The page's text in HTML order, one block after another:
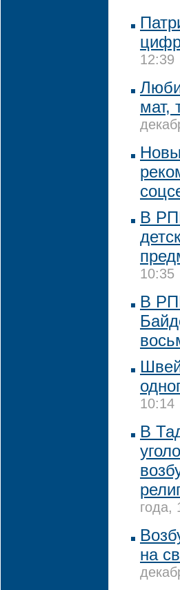
12:39
мат,
В
10:35
В
10:14
В
года,
на